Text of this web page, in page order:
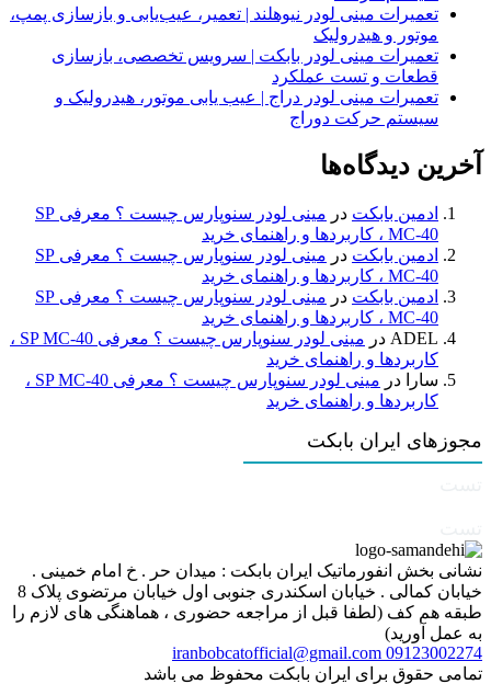
تعمیرات مینی لودر نیوهلند | تعمیر، عیب‌یابی و بازسازی پمپ،
موتور و هیدرولیک
تعمیرات مینی لودر بابکت | سرویس تخصصی، بازسازی
قطعات و تست عملکرد
تعمیرات مینی لودر دراج | عیب یابی موتور، هیدرولیک و
سیستم حرکت دوراج
آخرین دیدگاه‌ها
ادمین بابکت در
مینی لودر سنوپارس چیست ؟ معرفی SP
MC-40 ، کاربردها و راهنمای خرید
ادمین بابکت در
مینی لودر سنوپارس چیست ؟ معرفی SP
MC-40 ، کاربردها و راهنمای خرید
ادمین بابکت در
مینی لودر سنوپارس چیست ؟ معرفی SP
MC-40 ، کاربردها و راهنمای خرید
ADEL در
مینی لودر سنوپارس چیست ؟ معرفی SP MC-40 ،
کاربردها و راهنمای خرید
سارا
در
مینی لودر سنوپارس چیست ؟ معرفی SP MC-40 ،
کاربردها و راهنمای خرید
مجوزهای ایران بابکت
نشانی بخش انفورماتیک ایران بابکت : میدان حر . خ امام خمینی .
خیابان کمالی . خیابان اسکندری جنوبی اول خیابان مرتضوی پلاک 8
طبقه هم کف (لطفا قبل از مراجعه حضوری ، هماهنگی های لازم را
به عمل آورید)
09123002274
iranbobcatofficial@gmail.com
تمامی حقوق برای ایران بابکت محفوظ می باشد